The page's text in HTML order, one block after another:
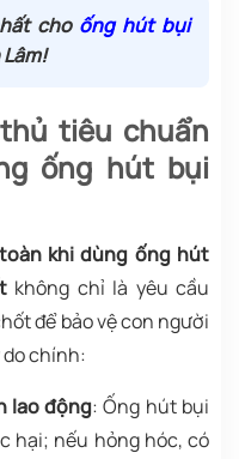
cho ống hútbụi
tiêu chuẩn
ống hút bụi
khi dùng ống hút
không chỉ là yêu cầu
để bảo vệ con người
do chính:
lao động: Ống hút bụi
hại; nếu hỏng hóc, có